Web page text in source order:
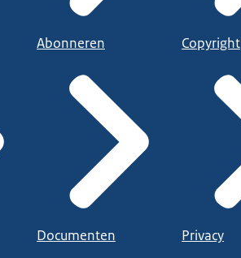
Abonneren
Documenten
Copyright
Privacy